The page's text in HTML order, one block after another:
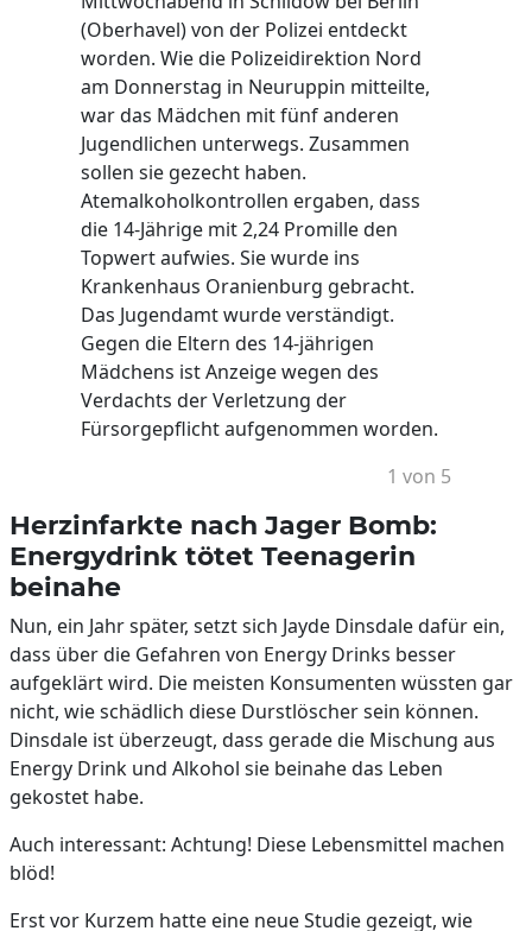
(Oberhavel) von der Polizei entdeckt
worden. Wie die Polizeidirektion Nord
am Donnerstag in Neuruppin mitteilte,
war das Mädchen mit fünf anderen
Jugendlichen unterwegs. Zusammen
sollen sie gezecht haben.
Atemalkoholkontrollen ergaben, dass
die 14-Jährige mit 2,24 Promille den
Topwert aufwies. Sie wurde ins
Krankenhaus Oranienburg gebracht.
Das Jugendamt wurde verständigt.
Gegen die Eltern des 14-jährigen
Mädchens ist Anzeige wegen des
Verdachts der Verletzung der
Fürsorgepflicht aufgenommen worden.
1 von 5
Herzinfarkte nach Jager Bomb:
Energydrink tötet Teenagerin
beinahe
Nun, ein Jahr später, setzt sich Jayde Dinsdale dafür ein,
dass über die Gefahren von Energy Drinks besser
aufgeklärt wird. Die meisten Konsumenten wüssten gar
nicht, wie schädlich diese Durstlöscher sein können.
Dinsdale ist überzeugt, dass gerade die Mischung aus
Energy Drink und Alkohol sie beinahe das Leben
gekostet habe.
Auch interessant: Achtung! Diese Lebensmittel machen
blöd!
Erst vor Kurzem hatte eine neue Studie gezeigt, wie